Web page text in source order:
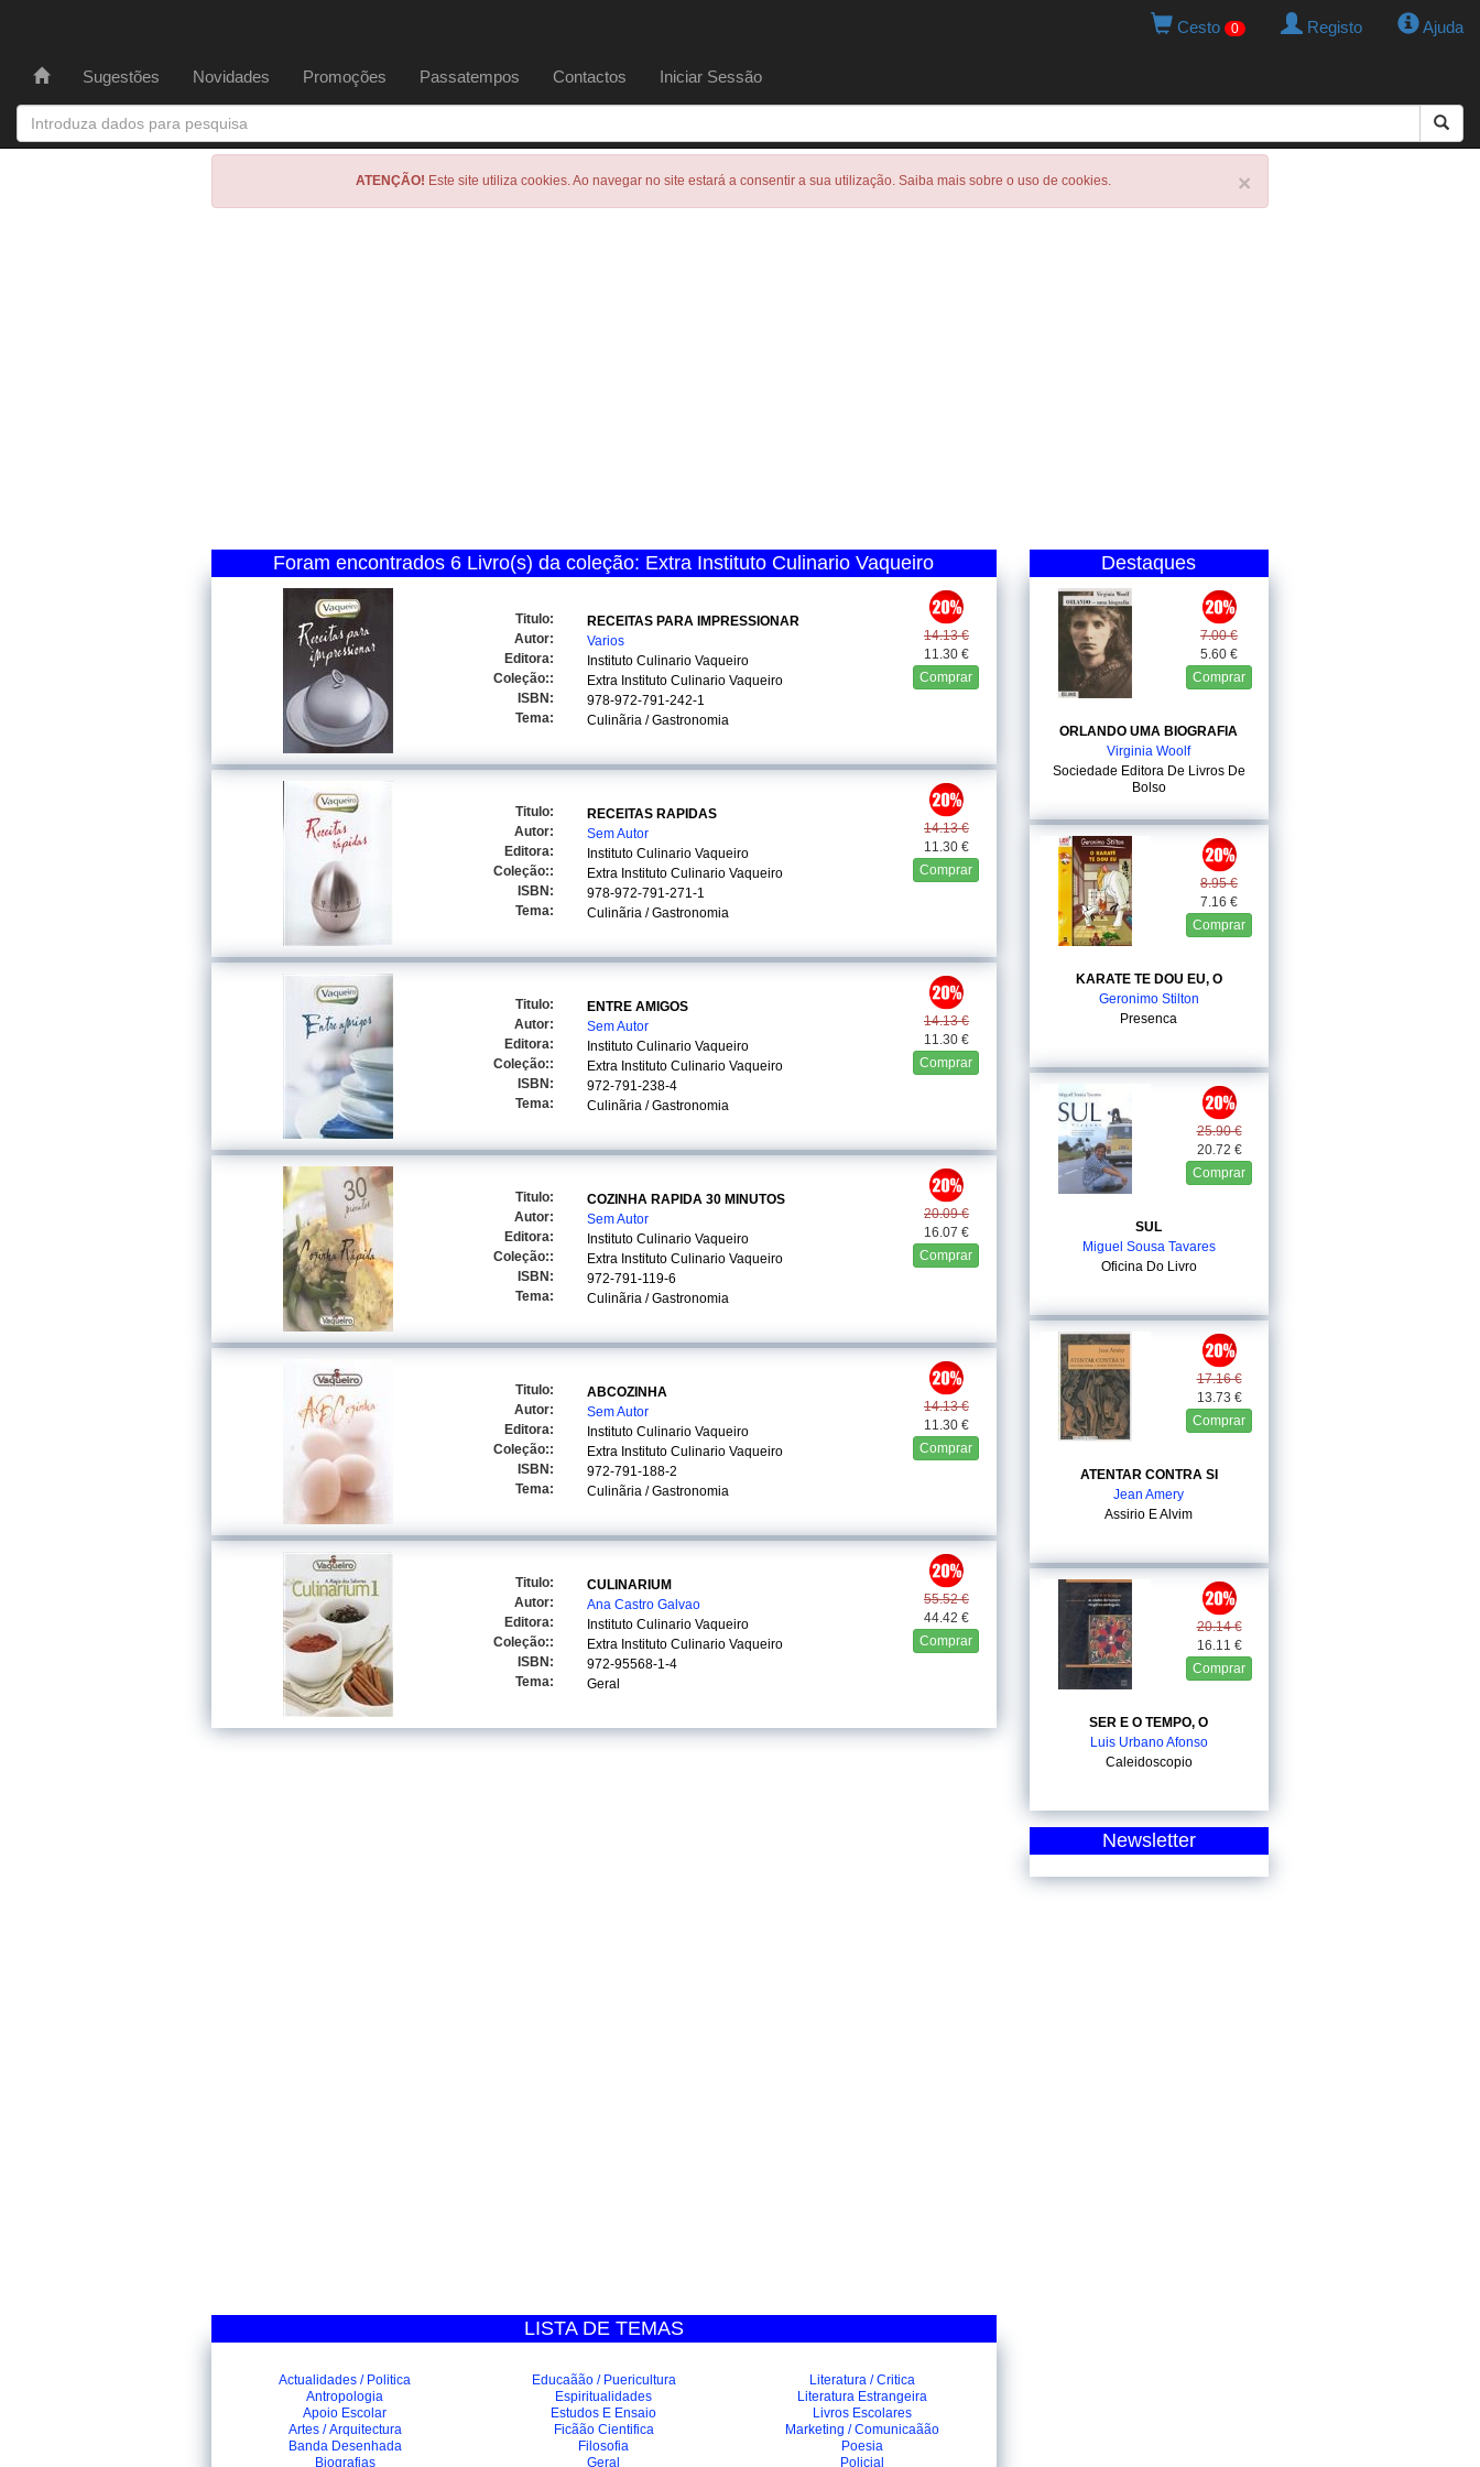
Cesto 0 Registo Ajuda
Sugestões Novidades Promoções Passatempos Contactos Iniciar Sessão
×
ATENÇÃO! Este site utiliza cookies. Ao navegar no site estará a consentir a sua utilização. Saiba mais sobre o uso de cookies.
Foram encontrados 6 Livro(s) da coleção: Extra Instituto Culinario Vaqueiro
14.13 €
11.30 €
Comprar
Titulo:
RECEITAS PARA IMPRESSIONAR
Autor:
Varios
Editora:
Instituto Culinario Vaqueiro
Coleção::
Extra Instituto Culinario Vaqueiro
ISBN:
978-972-791-242-1
Tema:
Culinãria / Gastronomia
14.13 €
11.30 €
Comprar
Titulo:
RECEITAS RAPIDAS
Autor:
Sem Autor
Editora:
Instituto Culinario Vaqueiro
Coleção::
Extra Instituto Culinario Vaqueiro
ISBN:
978-972-791-271-1
Tema:
Culinãria / Gastronomia
14.13 €
11.30 €
Comprar
Titulo:
ENTRE AMIGOS
Autor:
Sem Autor
Editora:
Instituto Culinario Vaqueiro
Coleção::
Extra Instituto Culinario Vaqueiro
ISBN:
972-791-238-4
Tema:
Culinãria / Gastronomia
20.09 €
16.07 €
Comprar
Titulo:
COZINHA RAPIDA 30 MINUTOS
Autor:
Sem Autor
Editora:
Instituto Culinario Vaqueiro
Coleção::
Extra Instituto Culinario Vaqueiro
ISBN:
972-791-119-6
Tema:
Culinãria / Gastronomia
14.13 €
11.30 €
Comprar
Titulo:
ABCOZINHA
Autor:
Sem Autor
Editora:
Instituto Culinario Vaqueiro
Coleção::
Extra Instituto Culinario Vaqueiro
ISBN:
972-791-188-2
Tema:
Culinãria / Gastronomia
55.52 €
44.42 €
Comprar
Titulo:
CULINARIUM
Autor:
Ana Castro Galvao
Editora:
Instituto Culinario Vaqueiro
Coleção::
Extra Instituto Culinario Vaqueiro
ISBN:
972-95568-1-4
Tema:
Geral
LISTA DE TEMAS
Actualidades / Politica
Antropologia
Apoio Escolar
Artes / Arquitectura
Banda Desenhada
Biografias
Educaãão / Puericultura
Espiritualidades
Estudos E Ensaio
Ficãão Cientifica
Filosofia
Geral
Literatura / Critica
Literatura Estrangeira
Livros Escolares
Marketing / Comunicaãão
Poesia
Policial
Destaques
7.00 €
5.60 €
Comprar
ORLANDO UMA BIOGRAFIA
Virginia Woolf
Sociedade Editora De Livros De
Bolso
8.95 €
7.16 €
Comprar
KARATE TE DOU EU, O
Geronimo Stilton
Presenca
25.90 €
20.72 €
Comprar
SUL
Miguel Sousa Tavares
Oficina Do Livro
17.16 €
13.73 €
Comprar
ATENTAR CONTRA SI
Jean Amery
Assirio E Alvim
20.14 €
16.11 €
Comprar
SER E O TEMPO, O
Luis Urbano Afonso
Caleidoscopio
Newsletter